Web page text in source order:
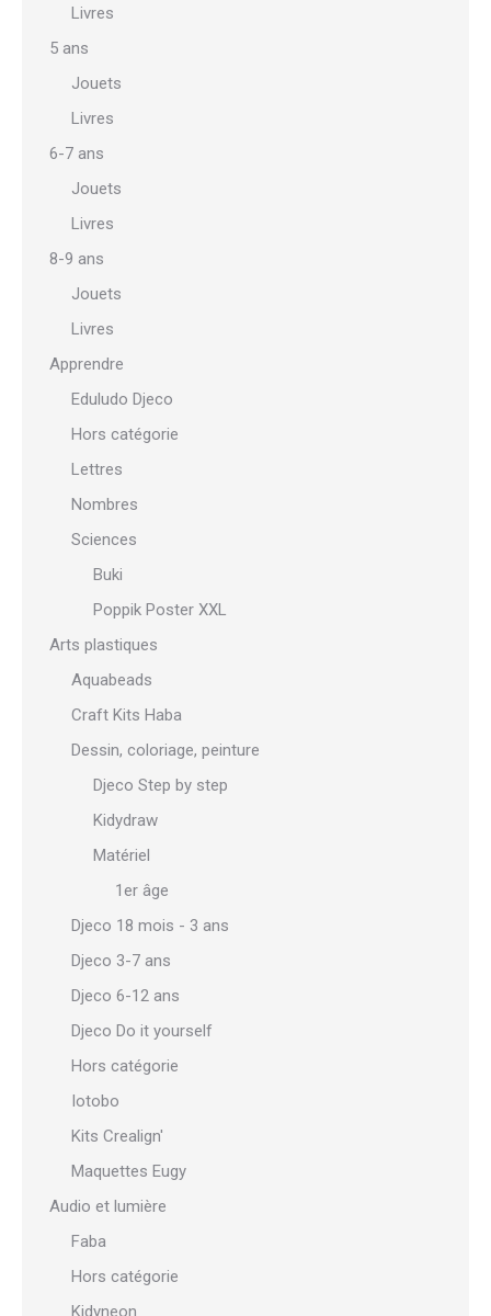
Livres
5 ans
Jouets
Livres
6-7 ans
Jouets
Livres
8-9 ans
Jouets
Livres
Apprendre
Eduludo Djeco
Hors catégorie
Lettres
Nombres
Sciences
Buki
Poppik Poster XXL
Arts plastiques
Aquabeads
Craft Kits Haba
Dessin, coloriage, peinture
Djeco Step by step
Kidydraw
Matériel
1er âge
Djeco 18 mois - 3 ans
Djeco 3-7 ans
Djeco 6-12 ans
Djeco Do it yourself
Hors catégorie
Iotobo
Kits Crealign'
Maquettes Eugy
Audio et lumière
Faba
Hors catégorie
Kidyneon